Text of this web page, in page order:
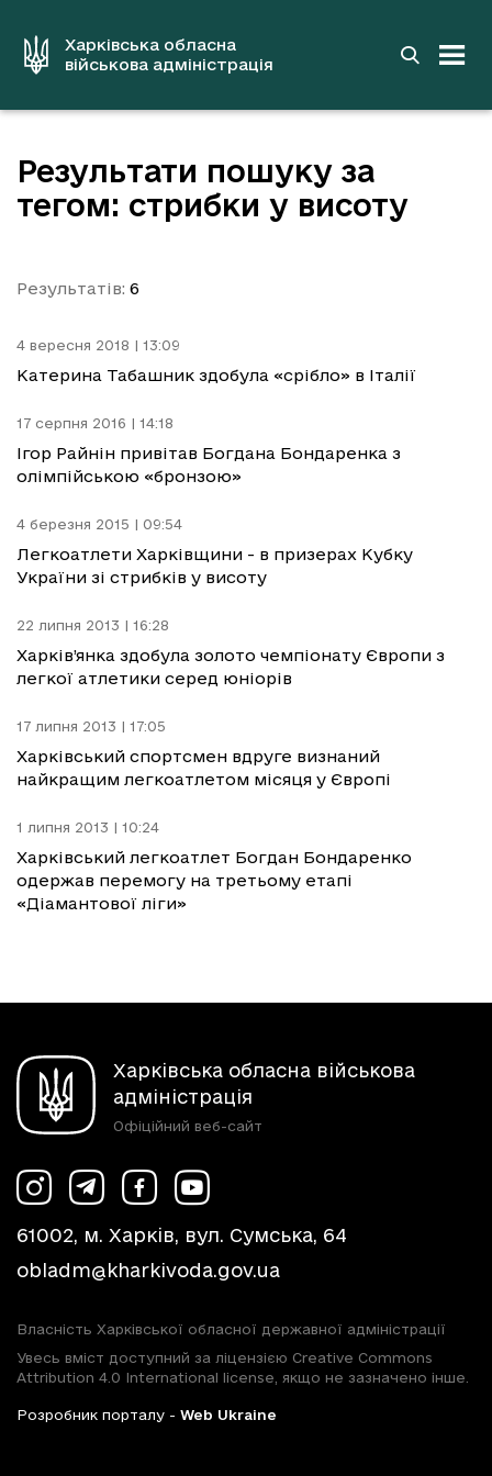
вмістуХарківська обласна
військова адміністрація
Результати пошуку за
тегом: стрибки у висоту
Результатів: 6
4 вересня 2018 | 13:09
Катерина Табашник здобула «срібло» в Італії
17 серпня 2016 | 14:18
Ігор Райнін привітав Богдана Бондаренка з
олімпійською «бронзою»
4 березня 2015 | 09:54
Легкоатлети Харківщини - в призерах Кубку
України зі стрибків у висоту
22 липня 2013 | 16:28
Харків’янка здобула золото чемпіонату Європи з
легкої атлетики серед юніорів
17 липня 2013 | 17:05
Харківський спортсмен вдруге визнаний
найкращим легкоатлетом місяця у Європі
1 липня 2013 | 10:24
Харківський легкоатлет Богдан Бондаренко
одержав перемогу на третьому етапі
«Діамантової ліги»
Харківська обласна військова
адміністрація
Офіційний веб-сайт
61002, м. Харків, вул. Сумська, 64
obladm@kharkivoda.gov.ua
Власність Харківської обласної державної адміністрації
Увесь вміст доступний за ліцензією Creative Commons
Attribution 4.0 International license, якщо не зазначено інше.
Розробник порталу - Web Ukraine